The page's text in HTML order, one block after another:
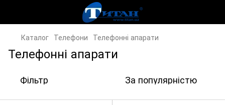
Каталог Телефони Телефонні апарати
Телефонні апарати
Фільтр За популярністю